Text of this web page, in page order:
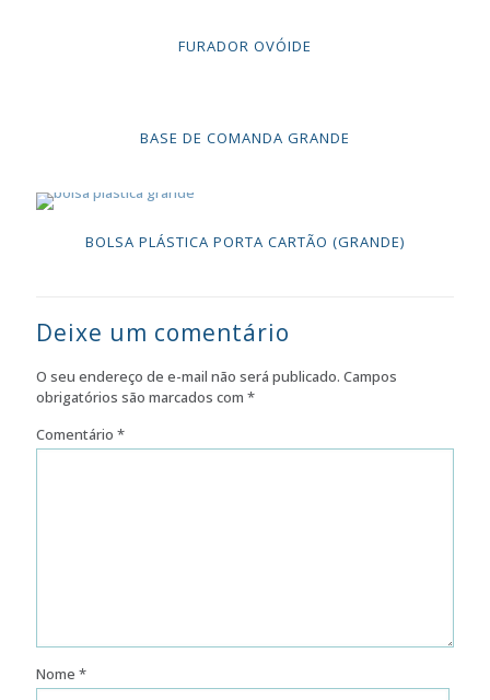
FURADOR OVÓIDE
BASE DE COMANDA GRANDE
BOLSA PLÁSTICA PORTA CARTÃO (GRANDE)
Deixe um comentário
O seu endereço de e-mail não será publicado. Campos
obrigatórios são marcados com *
Comentário *
Nome *